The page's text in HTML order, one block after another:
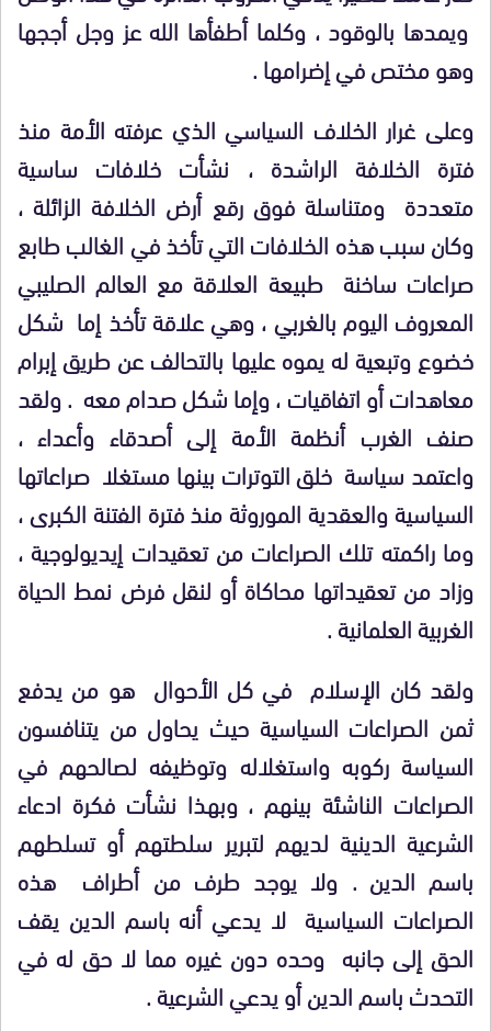
ويمدها بالوقود ، وكلما أطفأها الله عز وجل أججها
وهو مختص في إضرامها .
وعلى غرار الخلاف السياسي الذي عرفته الأمة منذ
فترة الخلافة الراشدة ، نشأت خلافات ساسية
متعددة ومتناسلة فوق رقع أرض الخلافة الزائلة ،
وكان سبب هذه الخلافات التي تأخذ في الغالب طابع
صراعات ساخنة طبيعة العلاقة مع العالم الصليبي
المعروف اليوم بالغربي ، وهي علاقة تأخذ إما شكل
خضوع وتبعية له يموه عليها بالتحالف عن طريق إبرام
معاهدات أو اتفاقيات ، وإما شكل صدام معه . ولقد
صنف الغرب أنظمة الأمة إلى أصدقاء وأعداء ،
واعتمد سياسة خلق التوترات بينها مستغلا صراعاتها
السياسية والعقدية الموروثة منذ فترة الفتنة الكبرى ،
وما راكمته تلك الصراعات من تعقيدات إيديولوجية ،
وزاد من تعقيداتها محاكاة أو لنقل فرض نمط الحياة
الغربية العلمانية .
ولقد كان الإسلام في كل الأحوال هو من يدفع
ثمن الصراعات السياسية حيث يحاول من يتنافسون
السياسة ركوبه واستغلاله وتوظيفه لصالحهم في
الصراعات الناشئة بينهم ، وبهذا نشأت فكرة ادعاء
الشرعية الدينية لديهم لتبرير سلطتهم أو تسلطهم
باسم الدين . ولا يوجد طرف من أطراف هذه
الصراعات السياسية لا يدعي أنه باسم الدين يقف
الحق إلى جانبه وحده دون غيره مما لا حق له في
التحدث باسم الدين أو يدعي الشرعية .